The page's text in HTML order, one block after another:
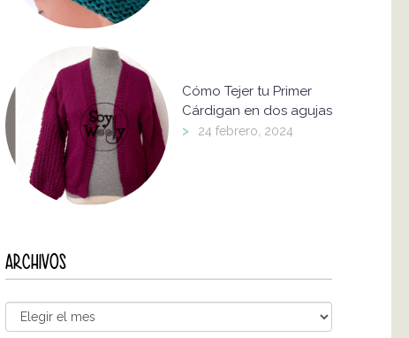
Cómo Tejer tu Primer
Cárdigan en dos agujas
> 24 febrero, 2024
ARCHIVOS